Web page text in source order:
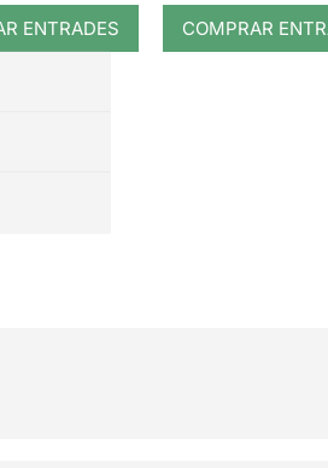
ENTRADES COMPRAR